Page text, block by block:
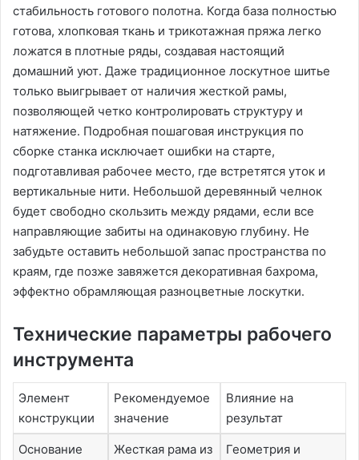
стабильность готового полотна․ Когда база полностью
готова, хлопковая ткань и трикотажная пряжа легко
ложатся в плотные ряды, создавая настоящий
домашний уют․ Даже традиционное лоскутное шитье
только выигрывает от наличия жесткой рамы,
позволяющей четко контролировать структуру и
натяжение․ Подробная пошаговая инструкция по
сборке станка исключает ошибки на старте,
подготавливая рабочее место, где встретятся уток и
вертикальные нити․ Небольшой деревянный челнок
будет свободно скользить между рядами, если все
направляющие забиты на одинаковую глубину․ Не
забудьте оставить небольшой запас пространства по
краям, где позже завяжется декоративная бахрома,
эффектно обрамляющая разноцветные лоскутки․
Технические параметры рабочего
инструмента
Элемент
конструкции
Рекомендуемое
значение
Влияние на
результат
Основание
Жесткая рама из
Геометрия и